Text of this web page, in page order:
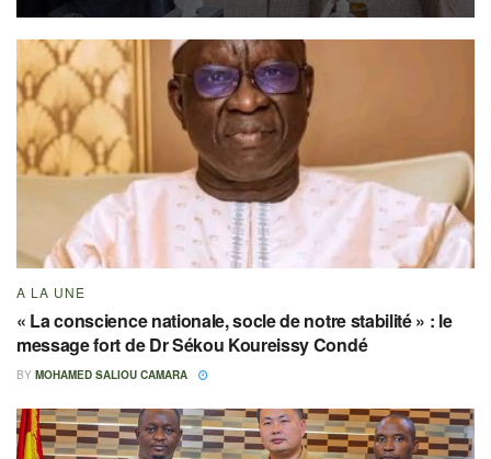
A LA UNE
« La conscience nationale, socle de notre stabilité » : le
message fort de Dr Sékou Koureissy Condé
BY MOHAMED SALIOU CAMARA